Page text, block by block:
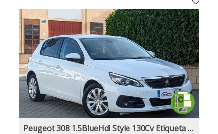
Peugeot 308 1.5BlueHdi Style 130Cv Etiqueta Medioambiental C